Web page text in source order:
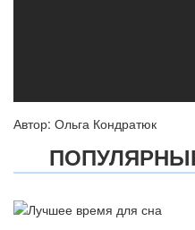
Автор: Ольга Кондратюк